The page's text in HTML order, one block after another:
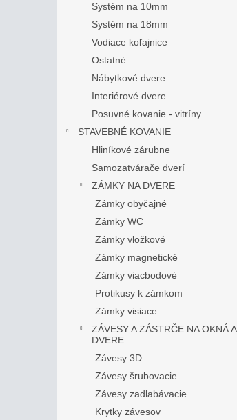
Systém na 10mm
Systém na 18mm
Vodiace koľajnice
Ostatné
Nábytkové dvere
Interiérové dvere
Posuvné kovanie - vitríny
STAVEBNÉ KOVANIE
Hliníkové zárubne
Samozatvárače dverí
ZÁMKY NA DVERE
Zámky obyčajné
Zámky WC
Zámky vložkové
Zámky magnetické
Zámky viacbodové
Protikusy k zámkom
Zámky visiace
ZÁVESY A ZÁSTRČE NA OKNÁ A
DVERE
Závesy 3D
Závesy šrubovacie
Závesy zadlabávacie
Krytky závesov